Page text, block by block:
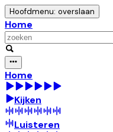
Hoofdmenu: overslaan
Home
Home
Kijken
Luisteren